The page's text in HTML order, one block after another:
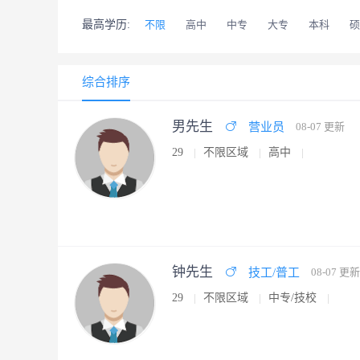
最高学历: 不限 高中 中专 大专 本科
综合排序
男先生 营业员 08-07 更新
29 不限区域 高中
钟先生 技工/普工 08-07 更新
29 不限区域 中专/技校